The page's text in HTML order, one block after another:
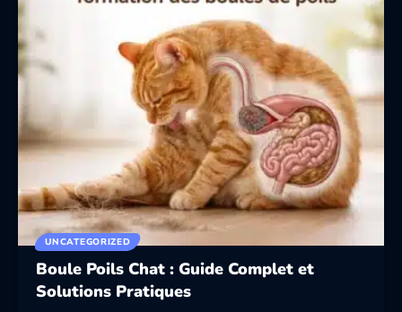
UNCATEGORIZED
Boule Poils Chat : Guide Complet et
Solutions Pratiques